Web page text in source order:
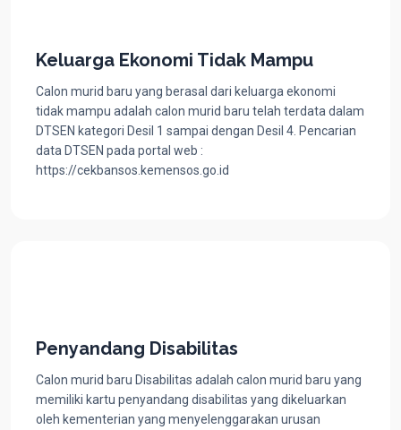
Keluarga Ekonomi Tidak Mampu
Calon murid baru yang berasal dari keluarga ekonomi
tidak mampu adalah calon murid baru telah terdata dalam
DTSEN kategori Desil 1 sampai dengan Desil 4. Pencarian
data DTSEN pada portal web :
https://cekbansos.kemensos.go.id
Penyandang Disabilitas
Calon murid baru Disabilitas adalah calon murid baru yang
memiliki kartu penyandang disabilitas yang dikeluarkan
oleh kementerian yang menyelenggarakan urusan